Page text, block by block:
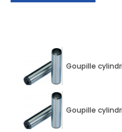
Goupille
Goupille